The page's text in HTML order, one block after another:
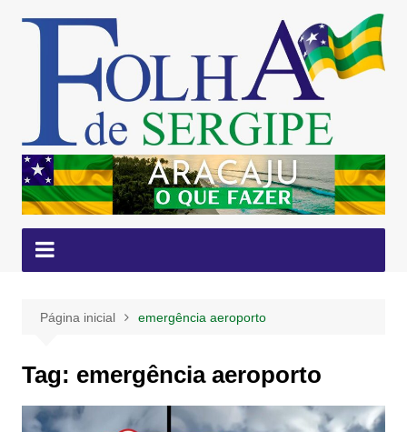
conteúdo
Página inicial emergência aeroporto
Tag: emergência aeroporto